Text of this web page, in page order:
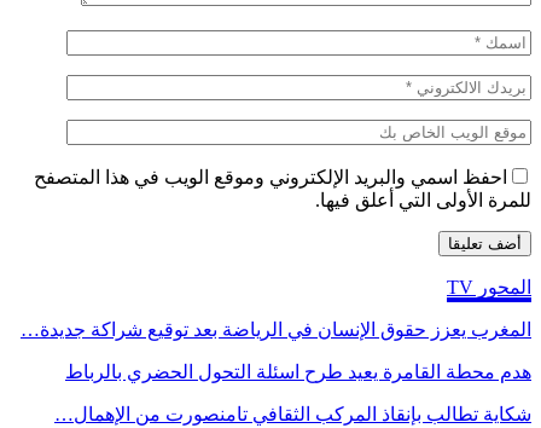
احفظ اسمي والبريد الإلكتروني وموقع الويب في هذا المتصفح
للمرة الأولى التي أعلق فيها.
المحور TV
المغرب يعزز حقوق الإنسان في الرياضة بعد توقيع شراكة جديدة…
هدم محطة القامرة يعيد طرح اسئلة التحول الحضري بالرباط
شكاية تطالب بإنقاذ المركب الثقافي تامنصورت من الإهمال…